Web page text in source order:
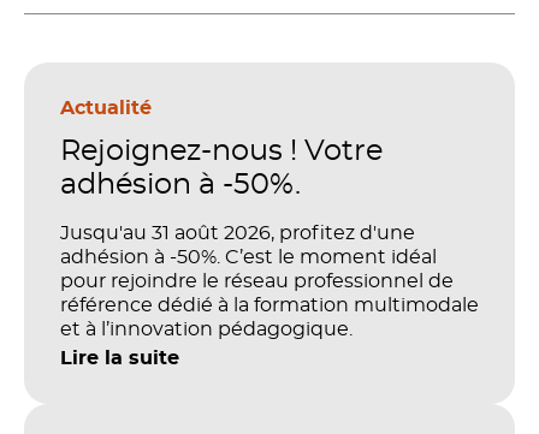
Actualité
Rejoignez-nous ! Votre
adhésion à -50%.
Jusqu'au 31 août 2026, profitez d'une
adhésion à -50%. C’est le moment idéal
pour rejoindre le réseau professionnel de
référence dédié à la formation multimodale
et à l’innovation pédagogique.
Lire la suite